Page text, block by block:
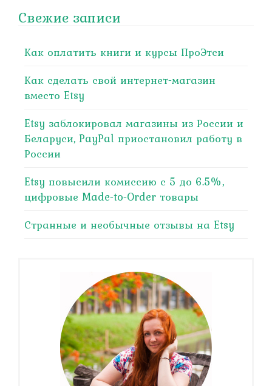
Свежие записи
Как оплатить книги и курсы ПроЭтси
Как сделать свой интернет-магазин
вместо Etsy
Etsy заблокировал магазины из России и
Беларуси, PayPal приостановил работу в
России
Etsy повысили комиссию с 5 до 6.5%,
цифровые Made-to-Order товары
Странные и необычные отзывы на Etsy